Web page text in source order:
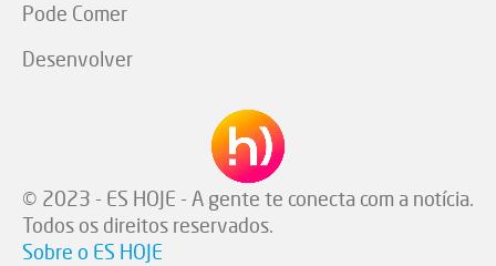
Pode Comer
Desenvolver
© 2023 - ES HOJE - A gente te conecta com a notícia.
Todos os direitos reservados.
Sobre o ES HOJE